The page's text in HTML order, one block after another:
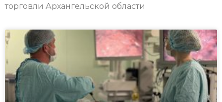
торговли Архангельской области